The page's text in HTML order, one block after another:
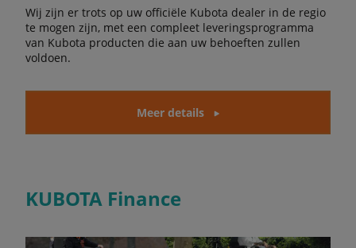
Wij zijn er trots op uw officiële Kubota dealer in de regio
te mogen zijn, met een compleet leveringsprogramma
van Kubota producten die aan uw behoeften zullen
voldoen.
Meer details
KUBOTA Finance